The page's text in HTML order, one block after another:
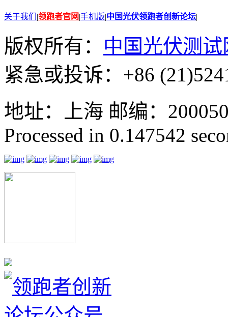
关于我们 |领跑者官网|手机版|中国光伏领跑者创新论坛|
版权所有： 中国光伏测试
紧急或投诉：+86
地址：上海 邮编：
Processed in 0.147542